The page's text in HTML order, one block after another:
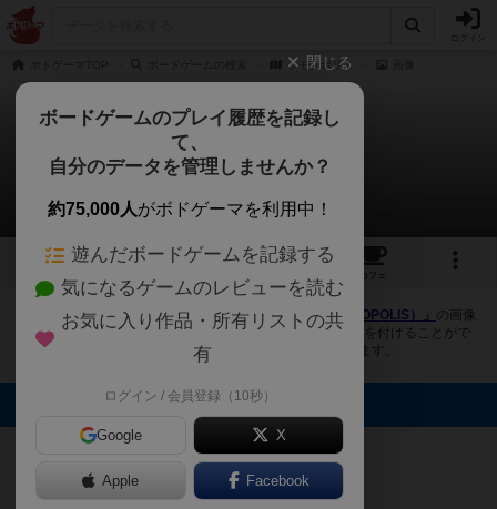
ケモノポリス
ケモノポリス
3件の画像
3 1
カフェ
ボドゲーマにログインすると、 「ケモノポリス（KEMONOPOLIS）」 の画像
をアップロード出来たり、他のユーザーの投稿画像に評価を付けることがで
きます。また、トップ6の画像は様々なページで表示されます。
トップに表示される画像
merry_andrew_1 merry_andrew_1
閉じる
ボードゲームのプレイ履歴を記録し
て、
自分のデータを管理しませんか？
約75,000人がボドゲーマを利用中！
遊んだボードゲームを記録する
気になるゲームのレビューを読む
お気に入り作品・所有リストの共
有
ログイン / 会員登録（10秒）
Google X
Apple Facebook